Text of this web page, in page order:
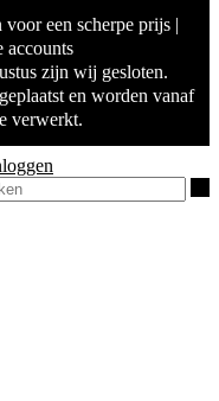
een scherpe prijs |
zijn wij gesloten.
en worden vanaf
verwerkt.